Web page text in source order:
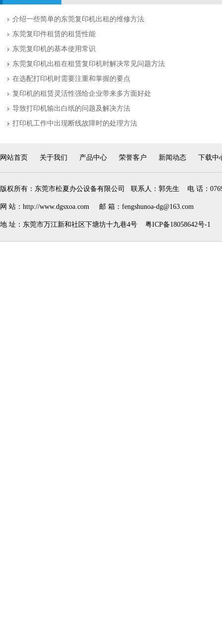
介绍一些简单的东莞复印机出租的维修方法
东莞复印件租赁的租赁性能
东莞复印机的基本使用常识
东莞复印机出租在租赁复印机时解决常见问题方法
在选配打印机时需要注重和掌握的要点
复印机的租赁灵活性强给企业带来多方面好处
导致打印机输出白纸的问题及解决方法
打印机工作中出现断线故障时的处理方法
网站首页 关于我们 产品中心 荣誉客户 新闻动态 下载中
版权所有：东莞市松夏办公设备有限公司 联系人：郭先生 电 话：
网 站： http://www.dgsxoa.com 邮 箱：fengshunoa-dg@163.com
地 址：东莞市万江新和社区下塘坊十九巷4号 粤ICP备18058642号-1